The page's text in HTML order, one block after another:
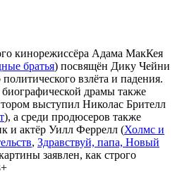
кинорежиссёра Адама МакКея
братья) посвящён Дику Чейни
взлёта и падения.
драмы также
выступил Николас Брителл
), а среди продюсеров также
и актёр Уилл Феррелл (Холмс и
, Здравствуй, папа, Новый
заявлен, как строго